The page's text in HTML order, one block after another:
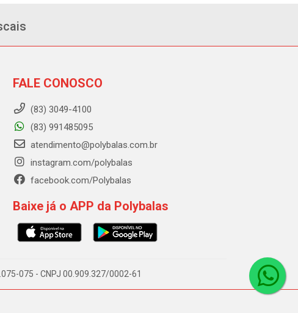
FALE CONOSCO
(83) 3049-4100
(83) 991485095
atendimento@polybalas.com.br
instagram.com/polybalas
facebook.com/Polybalas
Baixe já o APP da Polybalas
075 - CNPJ 00.909.327/0002-61